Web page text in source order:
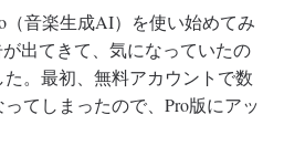
（音楽生成AI）を使い始めてみ
出てきて、気になっていたの
。最初、無料アカウントで数
てしまったので、Pro版にアッ